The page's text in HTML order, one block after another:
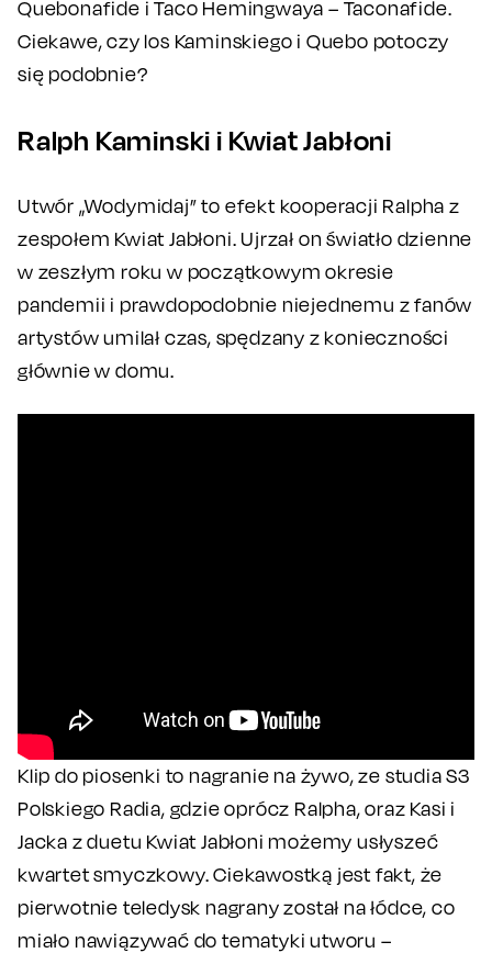
Quebonafide i Taco Hemingwaya – Taconafide.
Ciekawe, czy los Kaminskiego i Quebo potoczy
się podobnie?
Ralph Kaminski i Kwiat Jabłoni
Utwór „Wodymidaj” to efekt kooperacji Ralpha z
zespołem Kwiat Jabłoni. Ujrzał on światło dzienne
w zeszłym roku w początkowym okresie
pandemii i prawdopodobnie niejednemu z fanów
artystów umilał czas, spędzany z konieczności
głównie w domu.
Klip do piosenki to nagranie na żywo, ze studia S3
Polskiego Radia, gdzie oprócz Ralpha, oraz Kasi i
Jacka z duetu Kwiat Jabłoni możemy usłyszeć
kwartet smyczkowy. Ciekawostką jest fakt, że
pierwotnie teledysk nagrany został na łódce, co
miało nawiązywać do tematyki utworu –